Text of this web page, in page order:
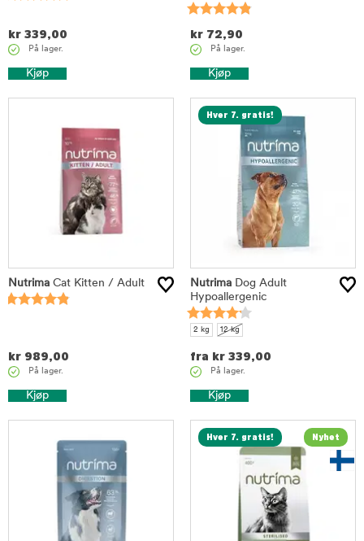
kr 339,00
På lager.
Kjøp
kr 72,90
På lager.
Kjøp
Nutrima Cat Kitten / Adult
kr 989,00
På lager.
Kjøp
Hver 7. gratis!
Nutrima Dog Adult
Hypoallergenic
2 kg 12 kg
fra kr 339,00
På lager.
Kjøp
Hver 7. gratis!